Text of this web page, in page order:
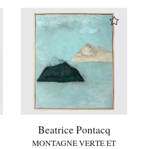
Beatrice Pontacq
MONTAGNE VERTE ET